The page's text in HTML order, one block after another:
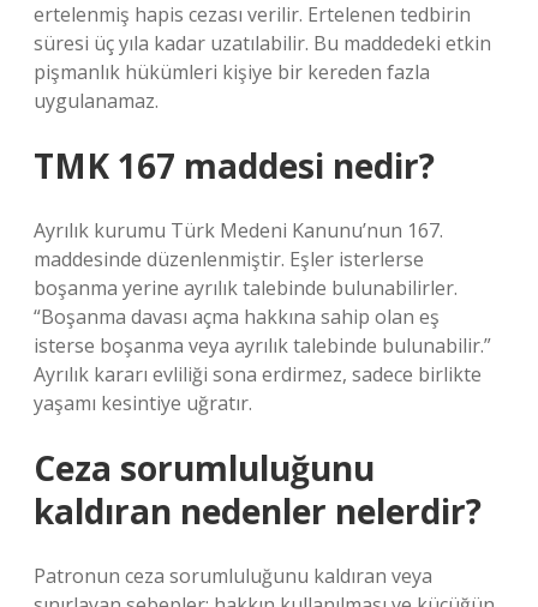
ertelenmiş hapis cezası verilir. Ertelenen tedbirin
süresi üç yıla kadar uzatılabilir. Bu maddedeki etkin
pişmanlık hükümleri kişiye bir kereden fazla
uygulanamaz.
TMK 167 maddesi nedir?
Ayrılık kurumu Türk Medeni Kanunu’nun 167.
maddesinde düzenlenmiştir. Eşler isterlerse
boşanma yerine ayrılık talebinde bulunabilirler.
“Boşanma davası açma hakkına sahip olan eş
isterse boşanma veya ayrılık talebinde bulunabilir.”
Ayrılık kararı evliliği sona erdirmez, sadece birlikte
yaşamı kesintiye uğratır.
Ceza sorumluluğunu
kaldıran nedenler nelerdir?
Patronun ceza sorumluluğunu kaldıran veya